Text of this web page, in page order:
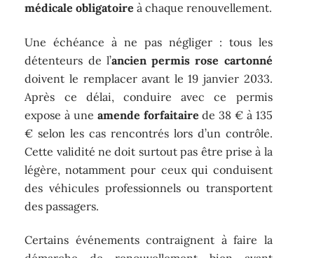
médicale obligatoire à chaque renouvellement.
Une échéance à ne pas négliger : tous les
détenteurs de l’ancien permis rose cartonné
doivent le remplacer avant le 19 janvier 2033.
Après ce délai, conduire avec ce permis
expose à une amende forfaitaire de 38 € à 135
€ selon les cas rencontrés lors d’un contrôle.
Cette validité ne doit surtout pas être prise à la
légère, notamment pour ceux qui conduisent
des véhicules professionnels ou transportent
des passagers.
Certains événements contraignent à faire la